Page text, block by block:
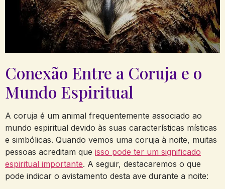
Conexão Entre a Coruja e o
Mundo Espiritual
A coruja é um animal frequentemente associado ao
mundo espiritual devido às suas características místicas
e simbólicas. Quando vemos uma coruja à noite, muitas
pessoas acreditam que isso pode ter um significado
espiritual importante. A seguir, destacaremos o que
pode indicar o avistamento desta ave durante a noite: